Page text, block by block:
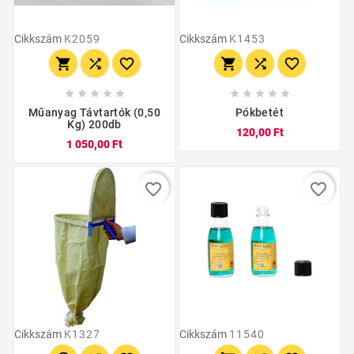
Cikkszám K2059
  
    
Műanyag Távtartók (0,50
Kg) 200db
1 050,00 Ft
Cikkszám K1453
  
    
Pókbetét
120,00 Ft
Cikkszám K1327
favorite_border
Cikkszám 11540
favorite_border